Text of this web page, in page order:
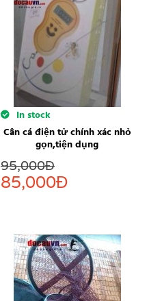
In stock
Cân cá điện tử chính xác nhỏ
gọn,tiện dụng
95,000Đ
85,000Đ